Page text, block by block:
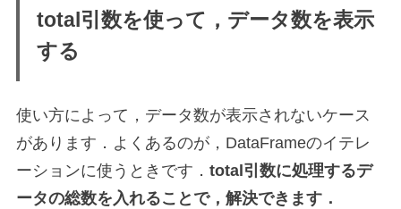
total引数を使って，データ数を表示
する
使い方によって，データ数が表示されないケース
があります．よくあるのが，DataFrameのイテレ
ーションに使うときです． total引数に処理するデ
ータの総数を入れることで，解決できます．